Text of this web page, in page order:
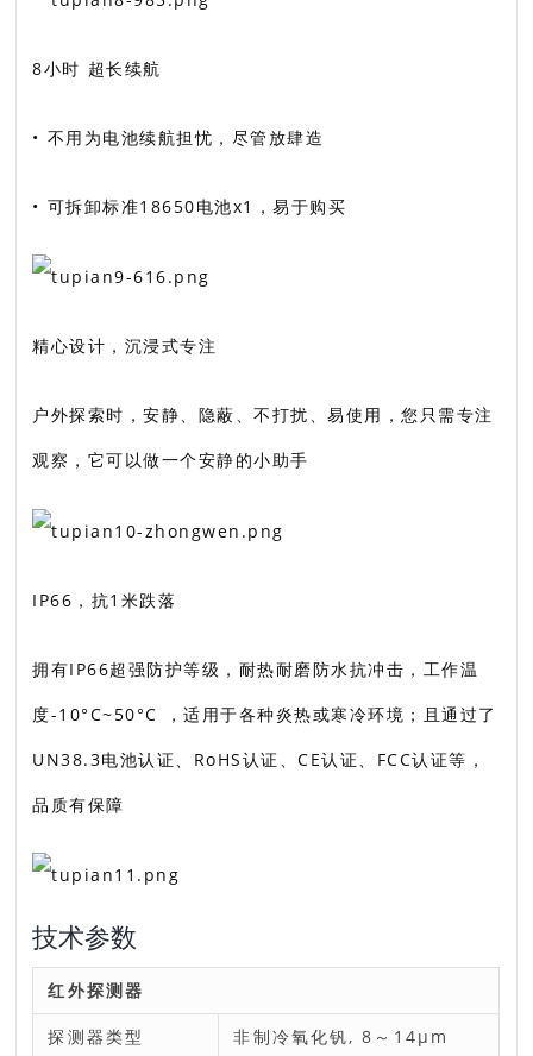
8小时 超长续航
• 不用为电池续航担忧，尽管放肆造
• 可拆卸标准18650电池x1，易于购买
精心设计，沉浸式专注
户外探索时，安静、隐蔽、不打扰、易使用，您只需专注
观察，它可以做一个安静的小助手
IP66，抗1米跌落
拥有IP66超强防护等级，耐热耐磨防水抗冲击，工作温
度-10°C~50°C ，适用于各种炎热或寒冷环境；且通过了
UN38.3电池认证、RoHS认证、CE认证、FCC认证等，
品质有保障
技术参数
红外探测器
探测器类型 非制冷氧化钒, 8～14μm